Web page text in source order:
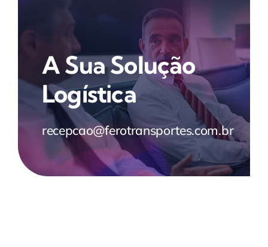
A Sua Solução
Logística
recepcao@ferotransportes.com.br